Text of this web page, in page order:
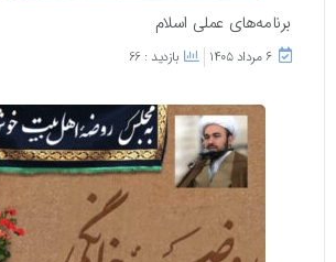
برنامه‌های عملی اسلام
۶ مرداد ۱۴۰۵ بازدید : 66